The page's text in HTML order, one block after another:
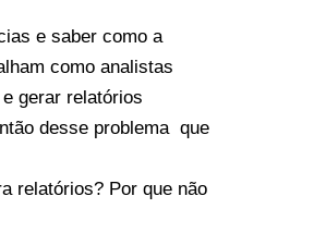
e saber como a
como analistas
gerar relatórios
desse problema que
relatórios? Por que não